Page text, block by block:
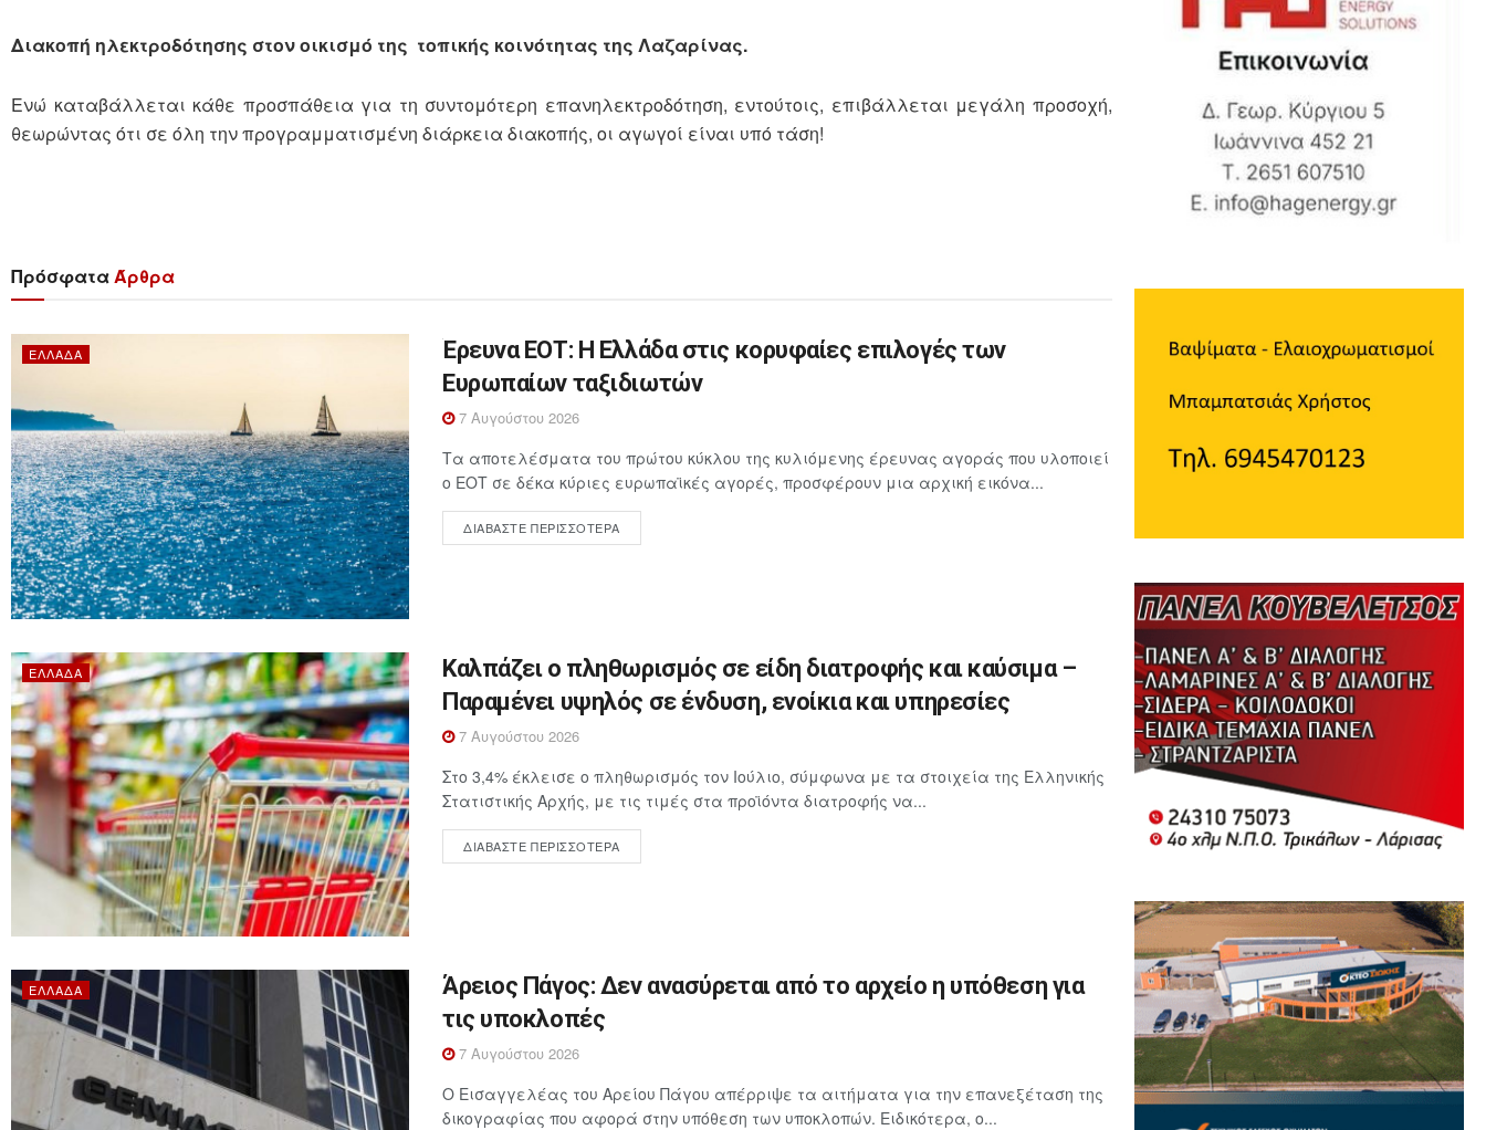
Διακοπή ηλεκτροδότησης στον οικισμό της τοπικής κοινότητας της Λαζαρίνας.
Ενώ καταβάλλεται κάθε προσπάθεια για τη συντομότερη επανηλεκτροδότηση, εντούτοις, επιβάλλεται μεγάλη προσοχή,
θεωρώντας ότι σε όλη την προγραμματισμένη διάρκεια διακοπής, οι αγωγοί είναι υπό τάση!
ΠρόσφαταΆρθρα
ΕΛΛΆΔΑ
Έρευνα ΕΟΤ: Η Ελλάδα στις κορυφαίες επιλογές των
Ευρωπαίων ταξιδιωτών
7 Αυγούστου 2026
Τα αποτελέσματα του πρώτου κύκλου της κυλιόμενης έρευνας αγοράς που υλοποιεί
ο ΕΟΤ σε δέκα κύριες ευρωπαϊκές αγορές, προσφέρουν μια αρχική εικόνα...
ΔΙΑΒΆΣΤΕ ΠΕΡΙΣΣΌΤΕΡΑ
ΕΛΛΆΔΑ
Καλπάζει ο πληθωρισμός σε είδη διατροφής και καύσιμα –
Παραμένει υψηλός σε ένδυση, ενοίκια και υπηρεσίες
7 Αυγούστου 2026
Στο 3,4% έκλεισε ο πληθωρισμός τον Ιούλιο, σύμφωνα με τα στοιχεία της Ελληνικής
Στατιστικής Αρχής, με τις τιμές στα προϊόντα διατροφής να...
ΔΙΑΒΆΣΤΕ ΠΕΡΙΣΣΌΤΕΡΑ
ΕΛΛΆΔΑ
Άρειος Πάγος: Δεν ανασύρεται από το αρχείο η υπόθεση για
τις υποκλοπές
7 Αυγούστου 2026
Ο Εισαγγελέας του Αρείου Πάγου απέρριψε τα αιτήματα για την επανεξέταση της
δικογραφίας που αφορά στην υπόθεση των υποκλοπών. Ειδικότερα, ο...